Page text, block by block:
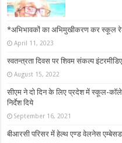
*अभिभावकों का अभिमुखीकरण कर स्कूल
April 11, 2023
स्वतन्त्रता दिवस पर शिवम संकल्प
August 15, 2022
सीएम ने दो दिन के लिए प्रदेश में स्कूल-
निर्देश दिये
September 16, 2021
बीआरसी परिसर में हेल्थ एण्ड वेलनेस